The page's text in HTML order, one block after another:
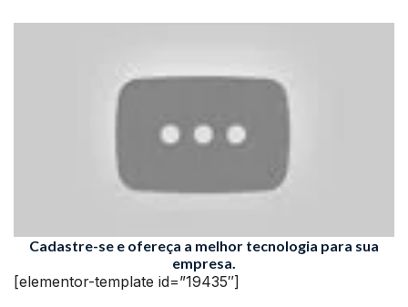
Cadastre-se e ofereça a melhor tecnologia para sua
empresa.
[elementor-template id=”19435″]